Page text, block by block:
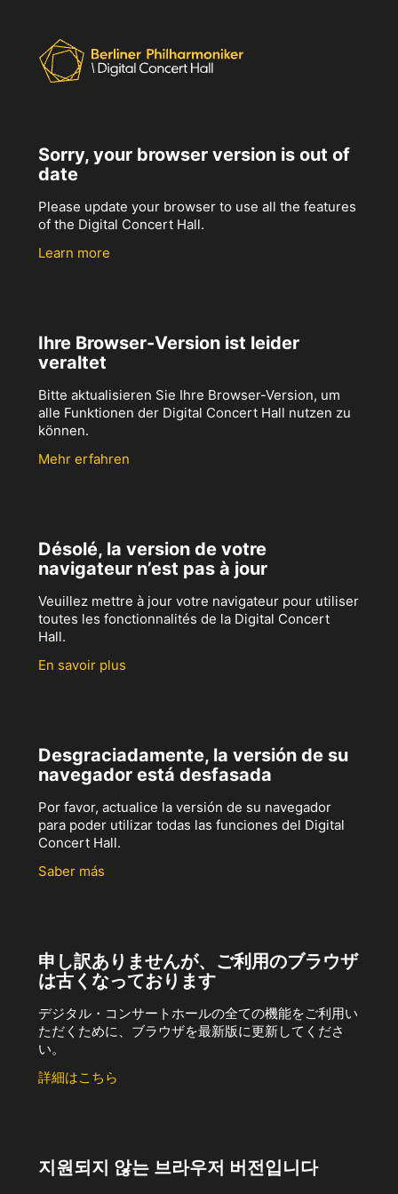
Sorry, your browser version is out of
date
Please update your browser to use all the features
of the Digital Concert Hall.
Learn more
Ihre Browser-Version ist leider
veraltet
Bitte aktualisieren Sie Ihre Browser-Version, um
alle Funktionen der Digital Concert Hall nutzen zu
können.
Mehr erfahren
Désolé, la version de votre
navigateur n’est pas à jour
Veuillez mettre à jour votre navigateur pour utiliser
toutes les fonctionnalités de la Digital Concert
Hall.
En savoir plus
Desgraciadamente, la versión de su
navegador está desfasada
Por favor, actualice la versión de su navegador
para poder utilizar todas las funciones del Digital
Concert Hall.
Saber más
申し訳ありませんが、ご利用のブラウザ
は古くなっております
デジタル・コンサートホールの全ての機能をご利用い
ただくために、ブラウザを最新版に更新してくださ
い。
詳細はこちら
지원되지 않는 브라우저 버전입니다